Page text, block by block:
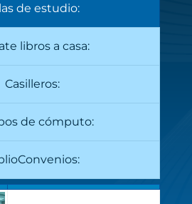
de estudio:
libros a casa:
Casilleros:
de cómputo: